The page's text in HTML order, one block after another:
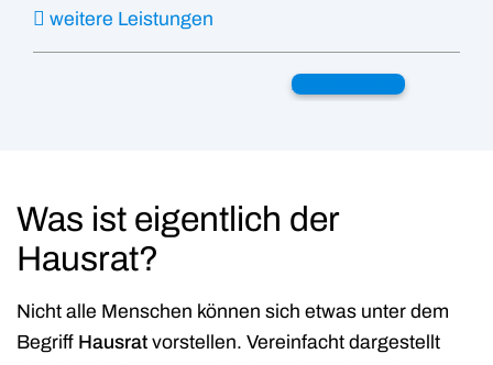
Was ist eigentlich der
Hausrat?
Nicht alle Menschen können sich etwas unter dem
Begriff Hausrat vorstellen. Vereinfacht dargestellt